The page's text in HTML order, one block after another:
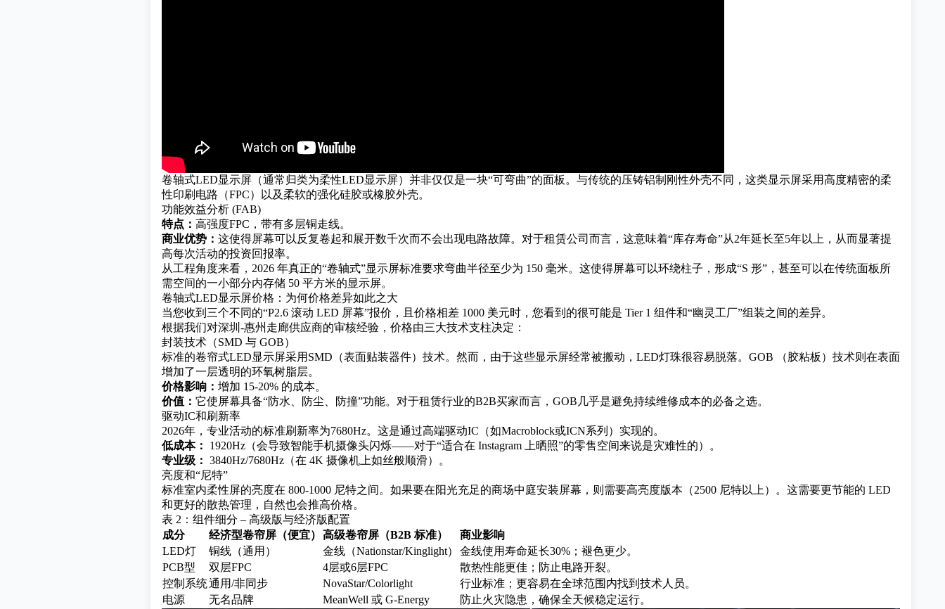
卷轴式LED显示屏（通常归类为柔性LED显示屏）并非仅仅是一块“可弯曲”的面板。与传统的压铸铝制刚性外壳不同，这类显示屏采用高度精密的柔
性印刷电路（FPC）以及柔软的强化硅胶或橡胶外壳。
功能效益分析 (FAB)
特点： 高强度FPC，带有多层铜走线。
商业优势： 这使得屏幕可以反复卷起和展开数千次而不会出现电路故障。对于租赁公司而言，这意味着“库存寿命”从2年延长至5年以上，从而显著提
高每次活动的投资回报率。
从工程角度来看，2026 年真正的“卷轴式”显示屏标准要求弯曲半径至少为 150 毫米。这使得屏幕可以环绕柱子，形成“S 形”，甚至可以在传统面板所
需空间的一小部分内存储 50 平方米的显示屏。
卷轴式LED显示屏价格：为何价格差异如此之大
当您收到三个不同的“P2.6 滚动 LED 屏幕”报价，且价格相差 1000 美元时，您看到的很可能是 Tier 1 组件和“幽灵工厂”组装之间的差异。
根据我们对深圳-惠州走廊供应商的审核经验，价格由三大技术支柱决定：
封装技术（SMD 与 GOB）
标准的卷帘式LED显示屏采用 SMD（表面贴装器件）技术。然而，由于这些显示屏经常被搬动，LED灯珠很容易脱落。GOB （胶粘板）技术则在表面
增加了一层透明的环氧树脂层。
价格影响： 增加 15-20% 的成本。
价值： 它使屏幕具备“防水、防尘、防撞”功能。对于租赁行业的B2B买家而言，GOB几乎是避免持续维修成本的必备之选。
驱动IC和刷新率
2026年，专业活动的标准刷新率为7680Hz。这是通过高端驱动IC（如Macroblock或ICN系列）实现的。
低成本：
1920Hz（会导致智能手机摄像头闪烁——对于“适合在 Instagram 上晒照”的零售空间来说是灾难性的）。
专业级： 3840Hz/7680Hz（在 4K 摄像机上如丝般顺滑）。
亮度和“尼特”
标准室内柔性屏的亮度在 800-1000 尼特之间。如果要在阳光充足的商场中庭安装屏幕，则需要高亮度版本（2500 尼特以上）。这需要更节能的 LED
和更好的散热管理，自然也会推高价格。
表 2：组件细分 – 高级版与经济版配置
成分
经济型卷帘屏（便宜） 高级卷帘屏（B2B 标准）
商业影响
LED灯
铜线（通用） 金线（Nationstar/Kinglight）
金线使用寿命延长30%；褪色更少。
PCB型
双层FPC 4层或6层FPC
散热性能更佳；防止电路开裂。
控制系统通用/非同步 NovaStar/Colorlight
行业标准；更容易在全球范围内找到技术人员。
电源
无名品牌 MeanWell 或 G-Energy 防止火灾隐患，确保全天候稳定运行。